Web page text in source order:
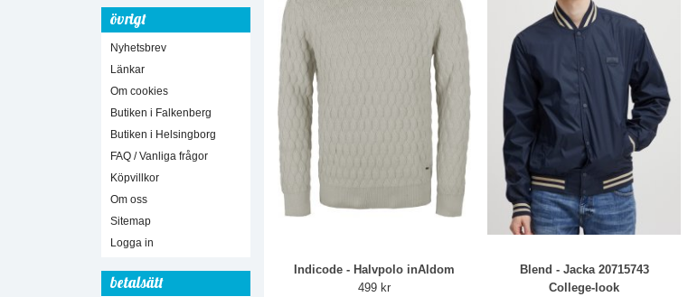
övrigt
Nyhetsbrev
Länkar
Om cookies
Butiken i Falkenberg
Butiken i Helsingborg
FAQ / Vanliga frågor
Köpvillkor
Om oss
Sitemap
Logga in
betalsätt
Indicode - Halvpolo inAldom
499 kr
Blend - Jacka 20715743
College-look